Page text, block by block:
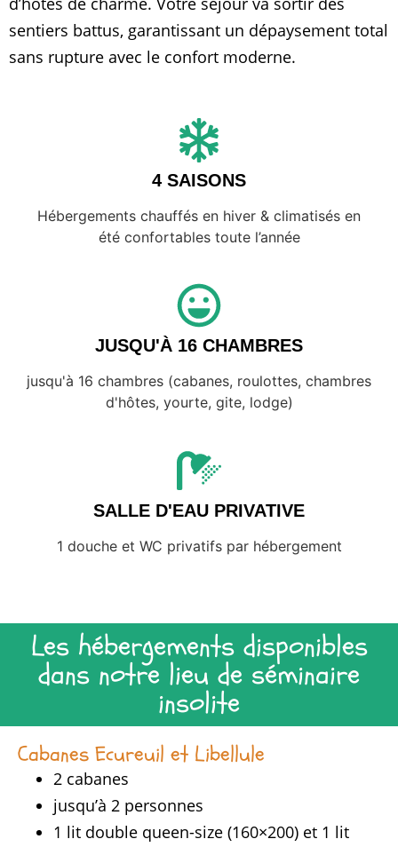
un séminaire original proche de Paris,
idéal pour déconnecter sans voyager
pour votre prochain séminaire
VISITER NOS NIDS
sentiers battus, garantissant un dépaysement total
sans rupture avec le confort moderne.
4 SAISONS
Hébergements chauffés en hiver & climatisés en
été confortables toute l’année
JUSQU'À 16 CHAMBRES
jusqu'à 16 chambres (cabanes, roulottes, chambres
d'hôtes, yourte, gite, lodge)
SALLE D'EAU PRIVATIVE
1 douche et WC privatifs par hébergement
Les hébergements disponibles
dans notre lieu de séminaire
insolite
Cabanes Ecureuil et Libellule
2 cabanes
jusqu’à 2 personnes
1 lit double queen-size (160×200) et 1 lit